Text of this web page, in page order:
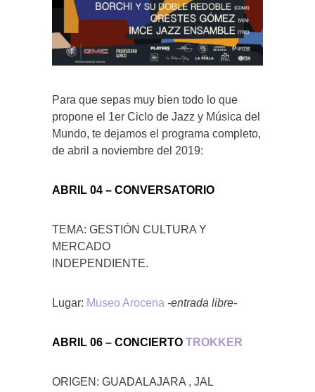
Para que sepas muy bien todo lo que
propone el 1er Ciclo de Jazz y Música del
Mundo, te dejamos el programa completo,
de abril a noviembre del 2019:
ABRIL 04 – CONVERSATORIO
TEMA: GESTIÓN CULTURA Y
MERCADO
INDEPENDIENTE.
Lugar: Museo Arocena -entrada libre-
ABRIL 06 – CONCIERTO TROKKER
ORIGEN: GUADALAJARA , JAL